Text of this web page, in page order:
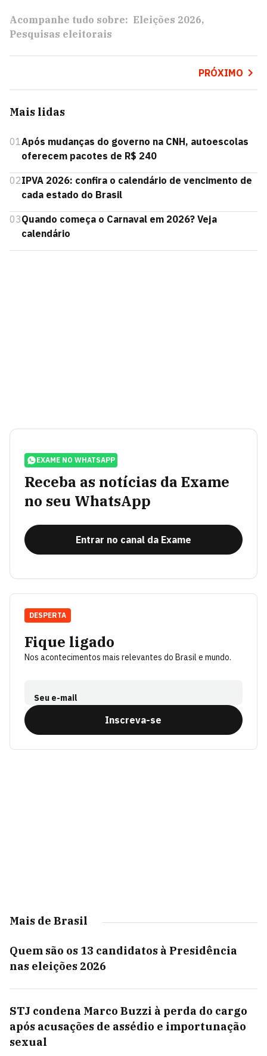
Acompanhe tudo sobre: Eleições 2026
Pesquisas eleitorais
PRÓXIMO
Mais lidas
01Após mudanças do governo na CNH, autoescolas
oferecem pacotes de R$ 240
02IPVA 2026: confira o calendário de vencimento de
cada estado do Brasil
03Quando começa o Carnaval em 2026? Veja
calendário
EXAME NO WHATSAPP
Receba as notícias da Exame
no seu WhatsApp
Entrar no canal da Exame
Fique ligado
Nos acontecimentos mais relevantes do Brasil e mundo.
Seu e-mail
Inscreva-se
DESPERTA
Mais de Brasil
Quem são os 13 candidatos à Presidência
nas eleições 2026
STJ condena Marco Buzzi à perda do cargo
após acusações de assédio e importunação
sexual